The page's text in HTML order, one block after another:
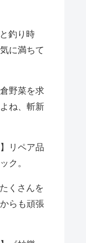
釣り時
に満ちて
野菜を求
ね、斬新
リペア品
ク。
くさんを
らも頑張